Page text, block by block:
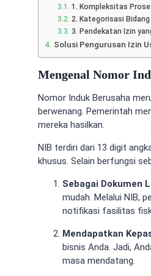
1. Kompleksitas
2. Kategorisasi
3. Pendekatan Izin
Solusi Pengurusan Izin
Mengenal Nomor
Nomor Induk Berusaha
berwenang. Pemerintah
mereka hasilkan.
NIB terdiri dari 13 digit
khusus. Selain berfungsi
Sebagai Dokumen
mudah. Melalui NIB,
notifikasi fasilitas
Mendapatkan
bisnis Anda. Jadi,
masa mendatang.